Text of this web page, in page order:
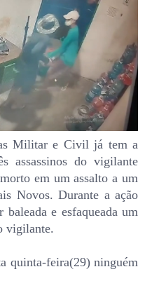
Militar e Civil já tem a
assassinos do vigilante
em um assalto a um
Novos. Durante a ação
e esfaqueada um
vigilante.
quinta-feira(29) ninguém